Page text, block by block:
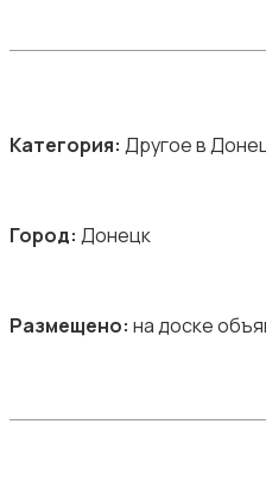
Категория: Другое в
Город: Донецк
Размещено: на доске